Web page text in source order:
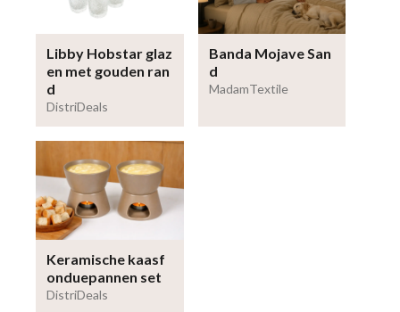
Libby Hobstar glaz
en met gouden ran
d
DistriDeals
Banda Mojave San
d
MadamTextile
Keramische kaasf
onduepannen set
DistriDeals